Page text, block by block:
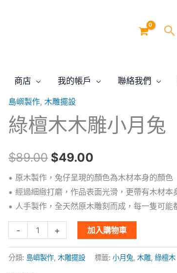
商店 我的帳戶 聯絡我們
島嶼製作, 木雕擺設
綠檀木木雕小月兔
$89.00
原
始
價
格：
$89.00。
$49.00
前
格：
$49.00。
⁕ 原木製作，兔仔呈現的顏色為木材本身的顏色
⁕ 經過細緻打磨，作品表面光滑，更帶有木材本
⁕ 人手製作，全天然原木雕刻而成，每一隻可
-
綠
檀
木
雕
小
月
兔
+ 加入購物車
分類: 島嶼製作,木雕擺設 標籤:小月兔,木雕,綠檀木